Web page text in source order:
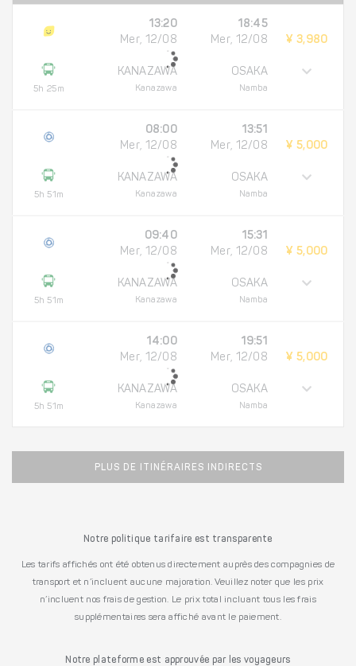
5h 25m
13:20
Mer, 12/08
KANAZAWA
Kanazawa
18:45
Mer, 12/08
OSAKA
Namba
¥ 3,980
5h 51m
08:00
Mer, 12/08
KANAZAWA
Kanazawa
13:51
Mer, 12/08
OSAKA
Namba
¥ 5,000
5h 51m
09:40
Mer, 12/08
KANAZAWA
Kanazawa
15:31
Mer, 12/08
OSAKA
Namba
¥ 5,000
5h 51m
14:00
Mer, 12/08
KANAZAWA
Kanazawa
19:51
Mer, 12/08
OSAKA
Namba
¥ 5,000
PLUS DE ITINÉRAIRES INDIRECTS
Notre politique tarifaire est transparente
Les tarifs affichés ont été obtenus directement auprès des compagnies de
transport et n’incluent aucune majoration. Veuillez noter que les prix
n’incluent nos frais de gestion. Le prix total incluant tous les frais
supplémentaires sera affiché avant le paiement.
Notre plateforme est approuvée par les voyageurs